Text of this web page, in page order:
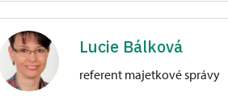
náměstí 5. května 1/, Libochovice
Lucie Bálková
referent majetkové správy